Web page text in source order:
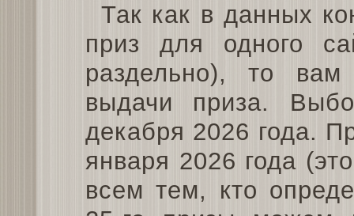
Так как в данных
приз для одного
раздельно), то
выдачи приза.
декабря 2026 года.
января 2026 года
всем тем, кто